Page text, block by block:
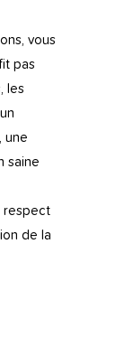
vous
pas
les
une
saine
respect
de la